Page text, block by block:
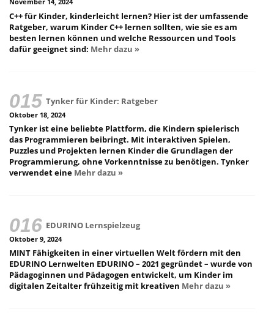
November 14, 2024
C++ für Kinder, kinderleicht lernen? Hier ist der umfassende
Ratgeber, warum Kinder C++ lernen sollten, wie sie es am
besten lernen können und welche Ressourcen und Tools
dafür geeignet sind: Mehr dazu »
Tynker für Kinder: Ratgeber
Oktober 18, 2024
Tynker ist eine beliebte Plattform, die Kindern spielerisch
das Programmieren beibringt. Mit interaktiven Spielen,
Puzzles und Projekten lernen Kinder die Grundlagen der
Programmierung, ohne Vorkenntnisse zu benötigen. Tynker
verwendet eine Mehr dazu »
EDURINO Lernspielzeug
Oktober 9, 2024
MINT Fähigkeiten in einer virtuellen Welt fördern mit den
EDURINO Lernwelten EDURINO – 2021 gegründet – wurde von
Pädagoginnen und Pädagogen entwickelt, um Kinder im
digitalen Zeitalter frühzeitig mit kreativen Mehr dazu »